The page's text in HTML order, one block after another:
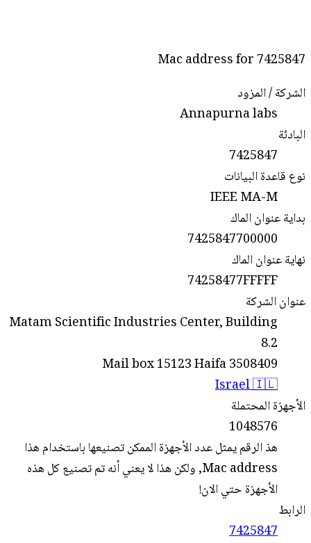
Mac address for 7425847
الشركة / المزود
Annapurna labs
البادئة
7425847
نوع قاعدة البيانات
IEEE MA-M
بداية عنوان الماك
7425847700000
نهاية عنوان الماك
74258477FFFFF
عنوان الشركة
Matam Scientific Industries Center, Building
8.2
Mail box 15123 Haifa 3508409
Israel 🇮🇱
الأجهزة المحتملة
1048576
هذ الرقم يمثل عدد الأجهزة الممكن تصنيعها باستخدام هذا
Mac address, ولكن هذا لا يعني أنه تم تصنيع كل هذه
الأجهزة حتي الان!
الرابط
7425847